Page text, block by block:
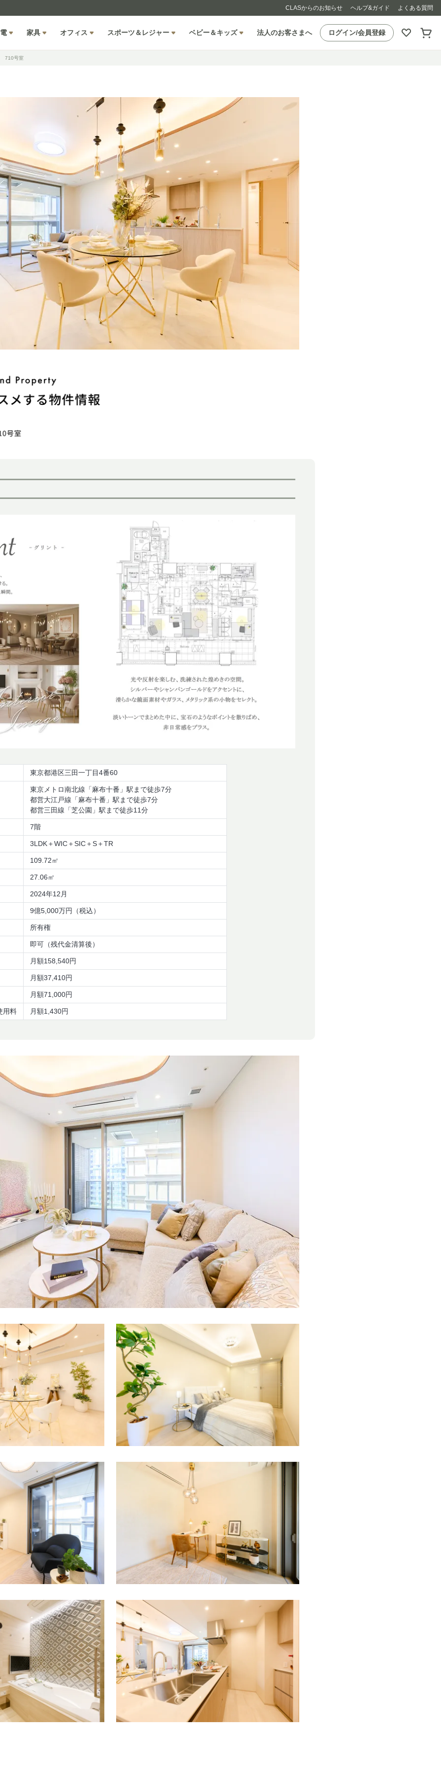
CLASからのお知らせ ヘルプ&ガイド よくある質問
家具 オフィス スポーツ＆レジャー ベビー＆キッズ 法人のお客さまへ ログイン/会員登録
710号室
東京都港区三田一丁目4番60
東京メトロ南北線「麻布十番」駅まで徒歩7分
都営大江戸線「麻布十番」駅まで徒歩7分
都営三田線「芝公園」駅まで徒歩11分
7階
3LDK＋WIC＋SIC＋S＋TR
109.72㎡
27.06㎡
2024年12月
9億5,000万円（税込）
所有権
即可（残代金清算後）
月額158,540円
月額37,410円
月額71,000円
用料 月額1,430円